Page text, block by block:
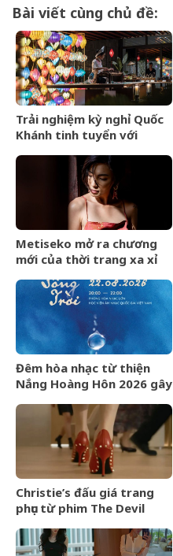
Bài viết cùng chủ đề:
Trải nghiệm kỳ nghỉ Quốc
Khánh tinh tuyển với
Metiseko mở ra chương
mới của thời trang xa xỉ
Đêm hòa nhạc từ thiện
Nắng Hoàng Hôn 2026 gây
thận nhân tạo
Christie’s đấu giá trang
phục từ phim The Devil